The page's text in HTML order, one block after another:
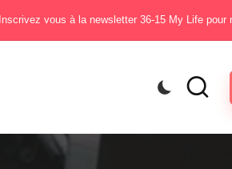
Inscrivez vous à la newsletter 36-15 My Life pour